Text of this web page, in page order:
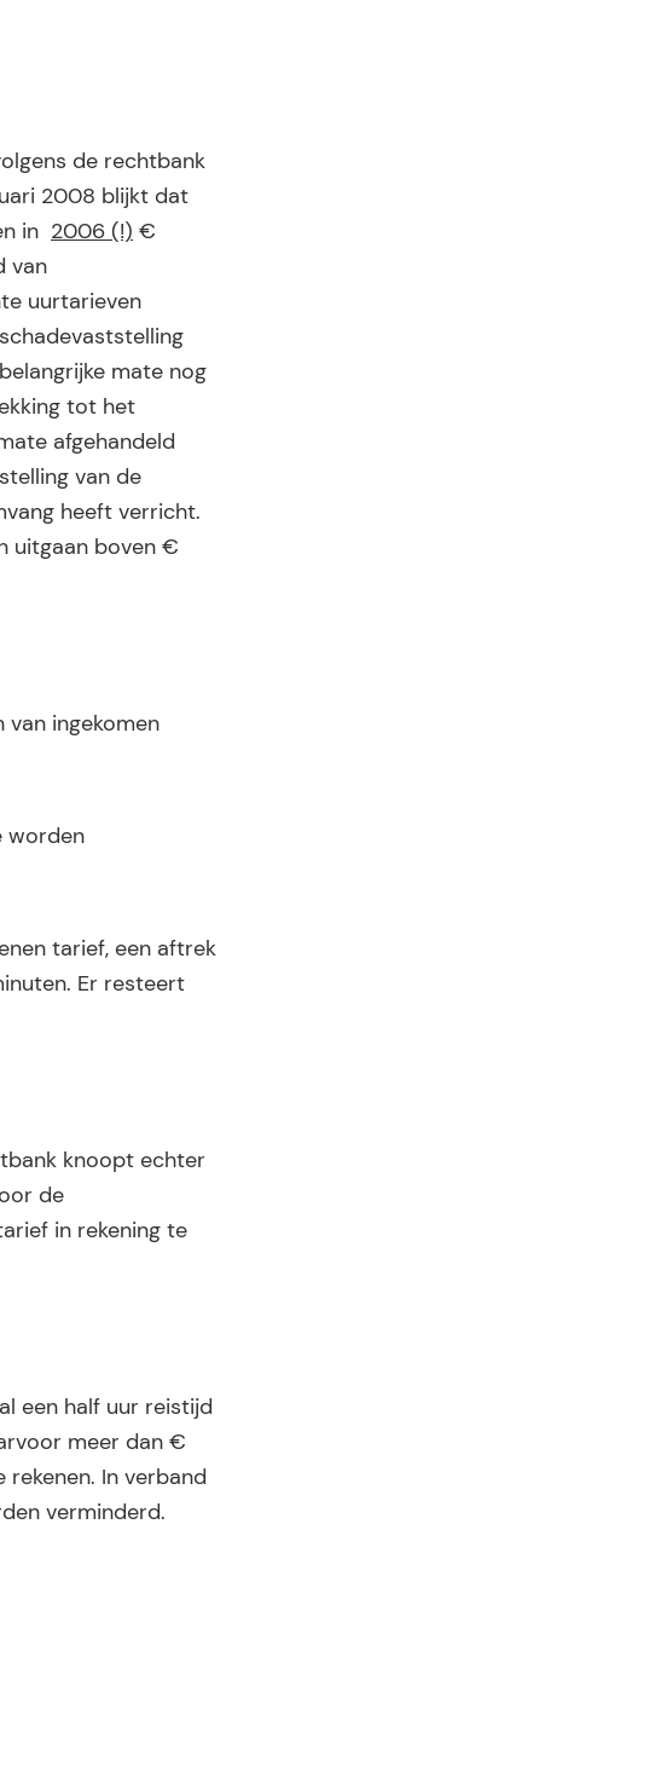
de rechtbank
2008 blijkt dat
in 2006 (!) €
van
uurtarieven
mate nog
tot het
afgehandeld
van de
heeft verricht.
uitgaan boven €
ingekomen
worden
tarief, een aftrek
Er resteert
knoopt echter
de
in rekening te
een half uur reistijd
meer dan €
In verband
verminderd.